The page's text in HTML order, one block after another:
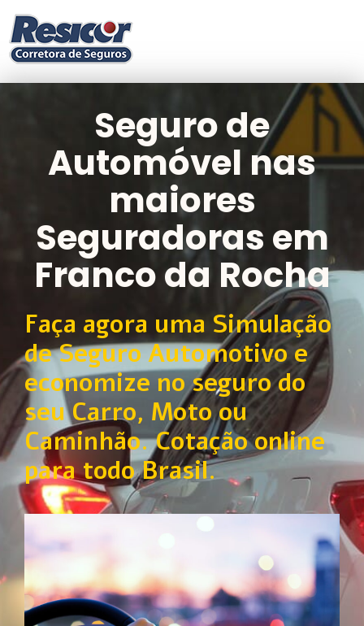
Seguro de
Automóvel nas
maiores
Seguradoras em
Franco da Rocha
Faça agora uma Simulação
de Seguro Automotivo e
economize no seguro do
seu Carro, Moto ou
Caminhão. Cotação online
para todo Brasil.